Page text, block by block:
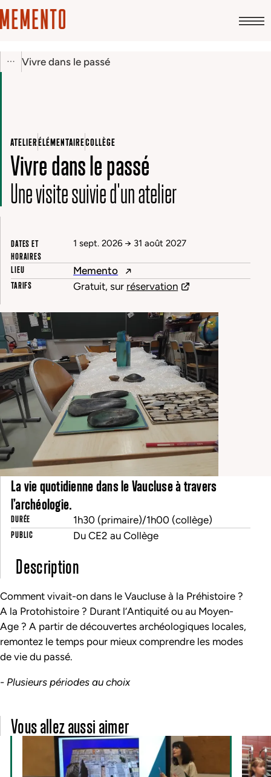
Vivre dans le passé
ATELIERÉLÉMENTAIRECOLLÈGE
Vivre dans le passé
Une visite suivie d'un atelier
DATES ET
HORAIRES
1 sept. 2026 → 31 août 2027
LIEU Memento
TARIFS Gratuit, sur réservation
La vie quotidienne dans le Vaucluse à travers
l’archéologie.
DURÉE 1h30 (primaire)/1h00 (collège)
PUBLIC Du CE2 au Collège
Description
Comment vivait-on dans le Vaucluse à la Préhistoire ?
A la Protohistoire ? Durant l’Antiquité ou au Moyen-
Age ? A partir de découvertes archéologiques locales,
remontez le temps pour mieux comprendre les modes
de vie du passé.
- Plusieurs périodes au choix
Vous allez aussi aimer